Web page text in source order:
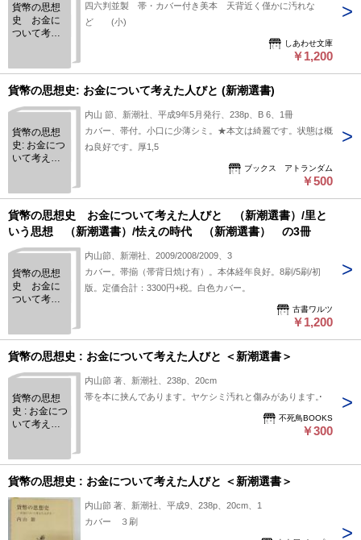
貨幣の思想
史 お金に
ついて考え
四六判並製 帯・カバー付き美本 天背近く僅かに汚れな
ど (小)
しあわせ文庫
￥1,200
貨幣の思想史: お金について考えた人びと (新潮選書)
貨幣の思想
史: お金につ
いて考えた
内山 節、新潮社、平成9年5月発行、238p、B 6、1冊
カバー、帯付。小口に少薄シミ。★本文は綺麗です。状態は概
ね良好です。厚1,5
ブックス アトランダム
￥500
貨幣の思想史 お金について考えた人びと （新潮選書）/里と
いう思想 （新潮選書）/怯えの時代 （新潮選書） の3冊
貨幣の思想
史 お金に
ついて考え
書）/里とい
う思想
（新潮選
書）/怯えの
潮選書）
の3冊
内山節、新潮社、2009/2008/2009、3
カバー。帯揃（帯背日焼け有）。本体経年良好。8刷/5刷/初
版。定価合計：3300円+税。白色カバー。
古書ワルツ
￥1,200
貨幣の思想史 : お金について考えた人びと ＜新潮選書＞
貨幣の思想
史 : お金につ
いて考えた
内山節 著、新潮社、238p、20cm
帯を本に挟んであります。ヤケシミ汚れと傷みがあります。
不死鳥BOOKS
￥300
貨幣の思想史 : お金について考えた人びと ＜新潮選書＞
内山節 著、新潮社、平成9、238p、20cm、1
カバー ３刷